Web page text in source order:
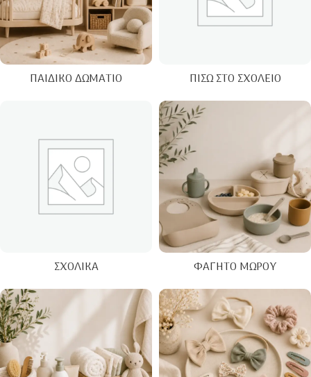
ΠΑΙΔΙΚΌ ΔΩΜΆΤΙΟ ΠΊΣΩ ΣΤΟ ΣΧΟΛΕΊΟ
ΣΧΟΛΙΚΆ ΦΑΓΗΤΌ ΜΩΡΟΎ